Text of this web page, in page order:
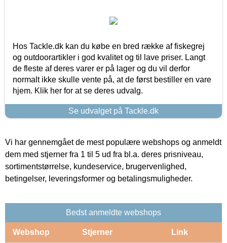
Hos Tackle.dk kan du købe en bred række af fiskegrej
og outdoorartikler i god kvalitet og til lave priser. Langt
de fleste af deres varer er på lager og du vil derfor
normalt ikke skulle vente på, at de først bestiller en vare
hjem. Klik her for at se deres udvalg.
Se udvalget på Tackle.dk
Vi har gennemgået de mest populære webshops og anmeldt
dem med stjerner fra 1 til 5 ud fra bl.a. deres prisniveau,
sortimentstørrelse, kundeservice, brugervenlighed,
betingelser, leveringsformer og betalingsmuligheder.
Bedst anmeldte webshops
Webshop Stjerner Link